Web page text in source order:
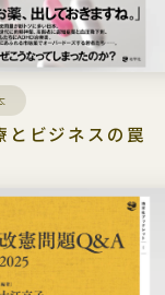
とビジネスの罠